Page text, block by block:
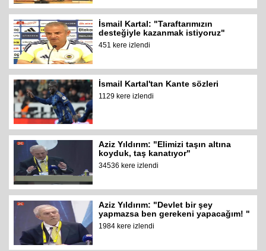
İsmail Kartal: "Taraftarımızın
desteğiyle kazanmak istiyoruz"
451 kere izlendi
İsmail Kartal'tan Kante sözleri
1129 kere izlendi
Aziz Yıldırım: "Elimizi taşın altına
koyduk, taş kanatıyor"
34536 kere izlendi
Aziz Yıldırım: "Devlet bir şey
yapmazsa ben gerekeni yapacağım! "
1984 kere izlendi